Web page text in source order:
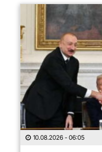
10.08.2026 - 06:05